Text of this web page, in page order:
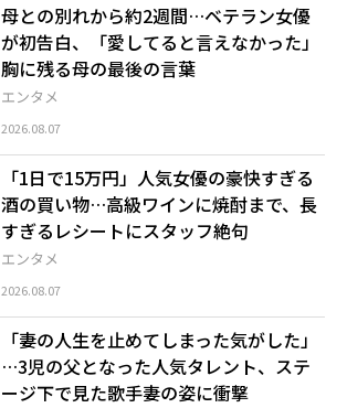
エンタメ
母との別れから約2週間…ベテラン女優
が初告白、「愛してると言えなかった」
胸に残る母の最後の言葉
2026.08.07
エンタメ
「1日で15万円」人気女優の豪快すぎる
酒の買い物…高級ワインに焼酎まで、長
すぎるレシートにスタッフ絶句
2026.08.07
「妻の人生を止めてしまった気がした」
…3児の父となった人気タレント、ステ
ージ下で見た歌手妻の姿に衝撃